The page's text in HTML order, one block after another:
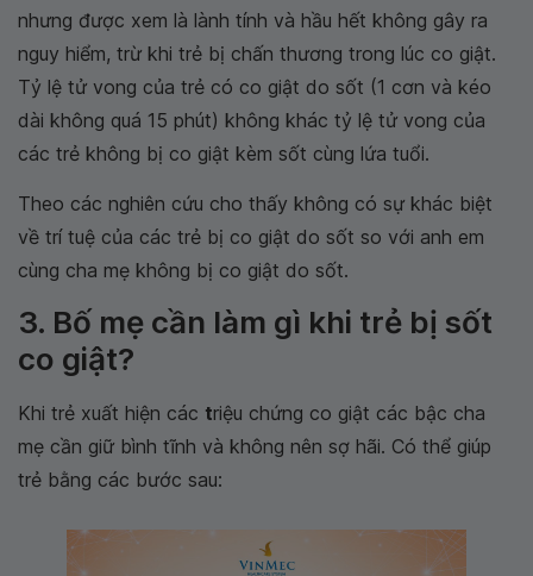
nhưng được xem là lành tính và hầu hết không gây ra
nguy hiểm, trừ khi trẻ bị chấn thương trong lúc co giật.
Tỷ lệ tử vong của trẻ có co giật do sốt (1 cơn và kéo
dài không quá 15 phút) không khác tỷ lệ tử vong của
các trẻ không bị co giật kèm sốt cùng lứa tuổi.
Theo các nghiên cứu cho thấy không có sự khác biệt
về trí tuệ của các trẻ bị co giật do sốt so với anh em
cùng cha mẹ không bị co giật do sốt.
3. Bố mẹ cần làm gì khi trẻ bị sốt
co giật?
Khi trẻ xuất hiện các triệu chứng co giật các bậc cha
mẹ cần giữ bình tĩnh và không nên sợ hãi. Có thể giúp
trẻ bằng các bước sau: